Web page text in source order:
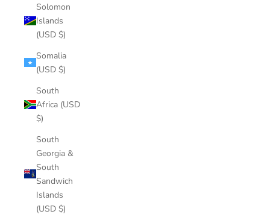
Solomon
Islands
(USD $)
Somalia
(USD $)
South
Africa (USD
$)
South
Georgia &
South
Sandwich
Islands
(USD $)